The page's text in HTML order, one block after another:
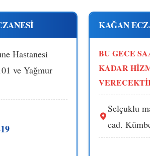
Hastanesi
ve Yağmur
KAĞAN
BU GECE
KADAR
Selçuklu
cad.